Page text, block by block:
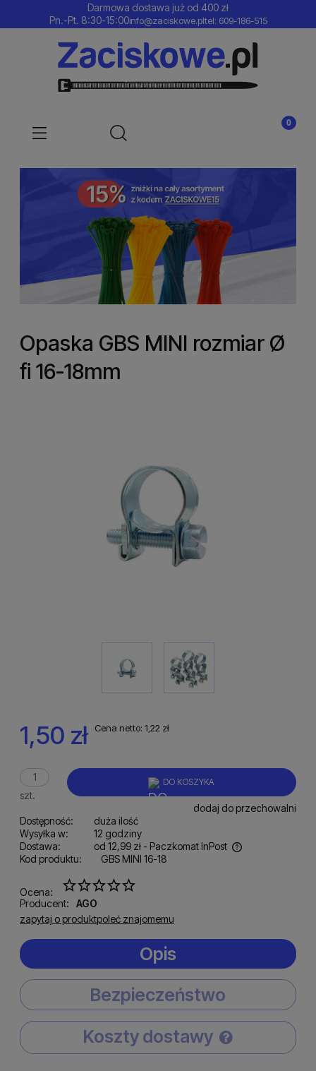
Darmowa dostawa już od 400 zł
Pn.-Pt. 8:30-15:00info@zaciskowe.pltel: 609-186-515
Opaska GBS MINI rozmiar Ø
fi 16-18mm
1,50 zł Cena netto: 1,22 zł
szt.
DO KOSZYKA
dodaj do przechowalni
Dostępność:
duża ilość
Wysyłka w:
12 godziny
Dostawa:
od 12,99 zł - Paczkomat InPost
Cena nie zawiera ewentualnych kosztów płatności
Kod produktu: GBS MINI 16-18
Ocena:
Producent:
AGO
zapytaj o produktpoleć znajomemu
Opis
Bezpieczeństwo
Koszty dostawy
Cena nie zawiera ewentualnych kosztów płatności